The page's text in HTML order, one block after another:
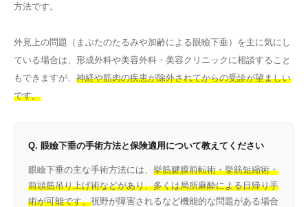
方法です。
外見上の問題（まぶたのたるみや加齢による眼瞼下垂）を主に気にし
ている場合は、形成外科や美容外科・美容クリニックに相談すること
もできますが、 神経や筋肉の疾患が除外されてからの受診が望ましい
です。
Q. 眼瞼下垂の手術方法と保険適用について教えてください
眼瞼下垂の主な手術方法には、 挙筋腱膜前転術・挙筋短縮術・
前頭筋吊り上げ術などがあり、多くは局所麻酔による日帰り手
術が可能です。視野が障害されるなど機能的な問題がある場合